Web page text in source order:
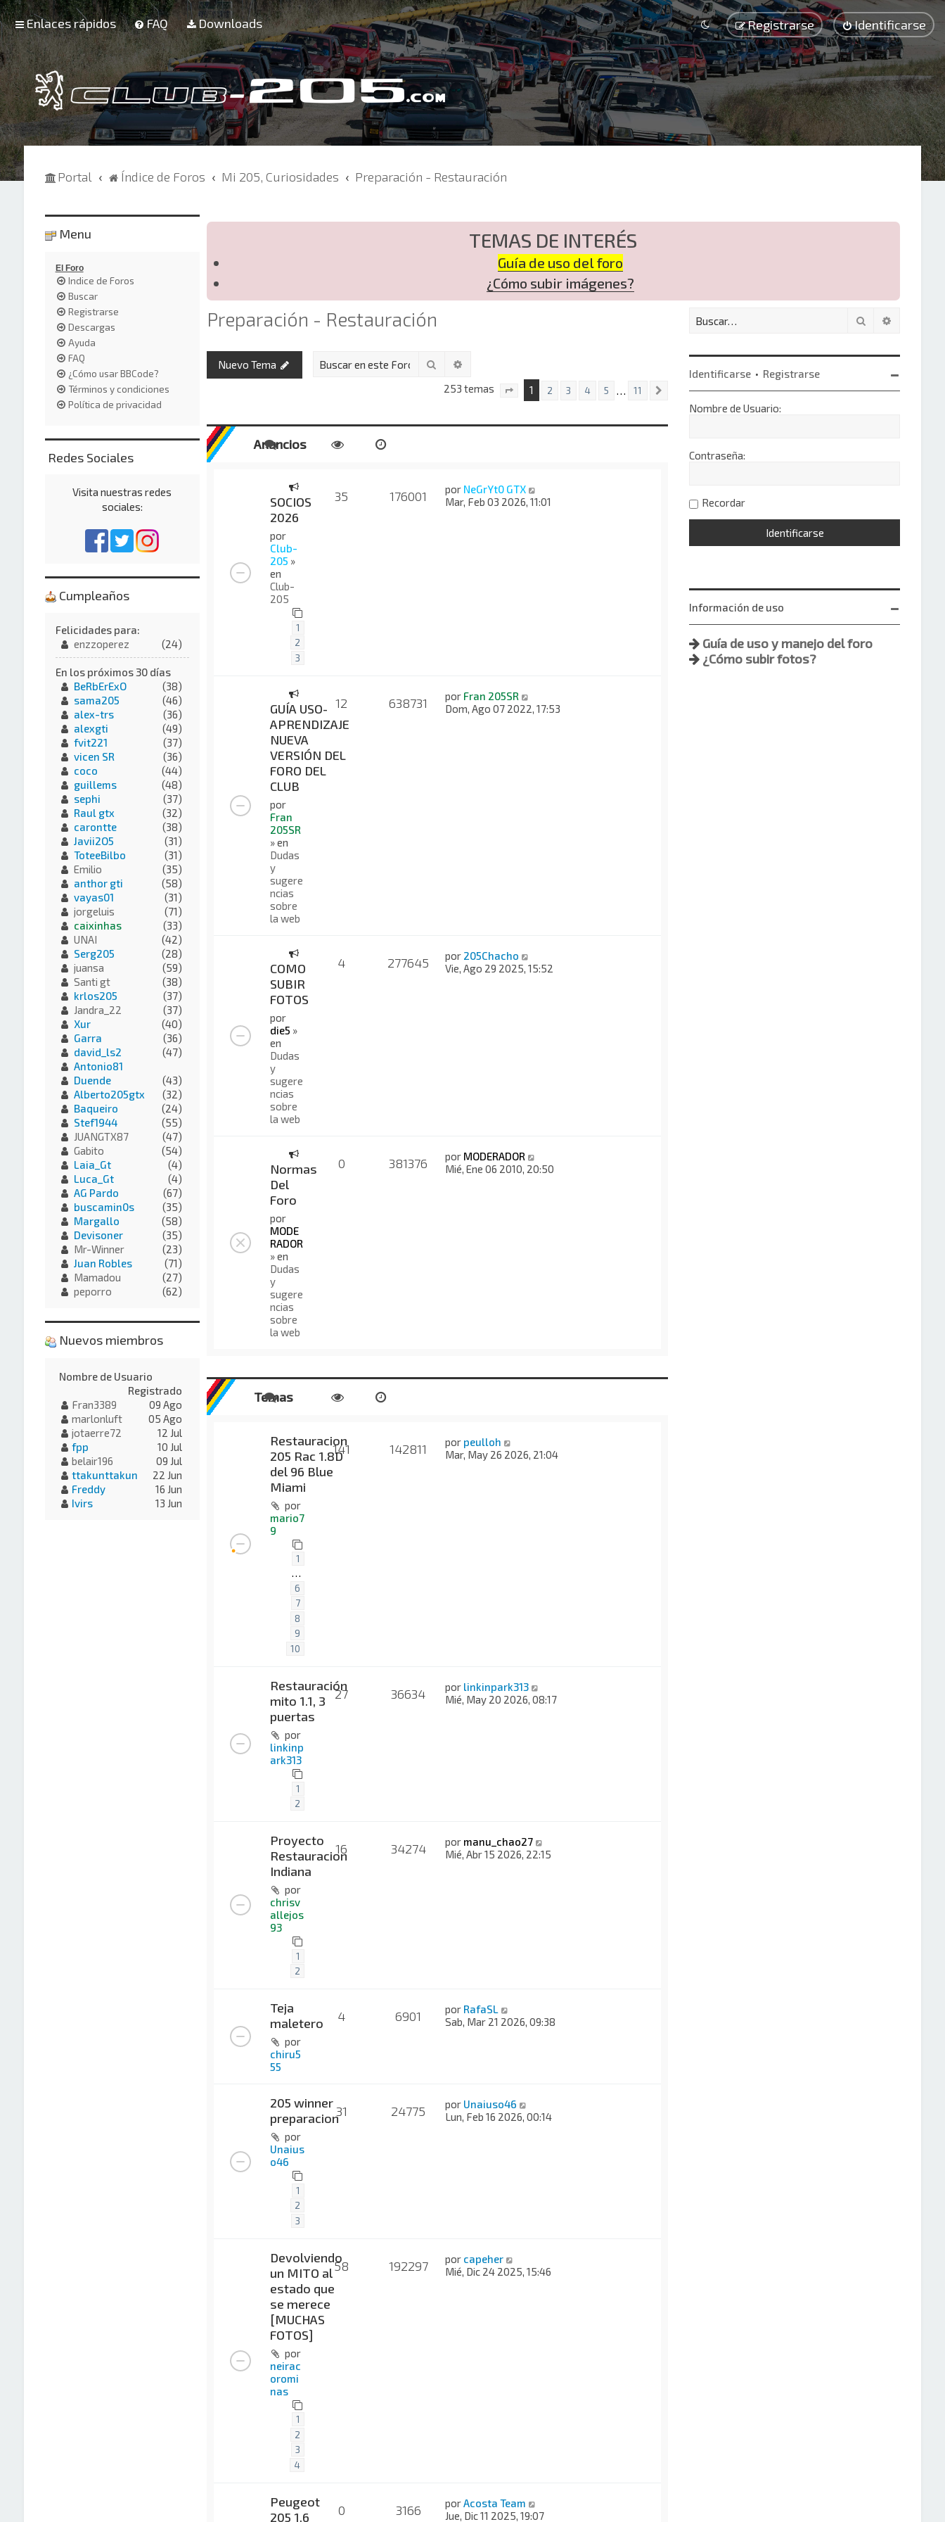
Enlaces rápidos FAQ Downloads Identificarse
Registrarse
Portal Índice de Foros Mi 205, Curiosidades Preparación - Restauración
TEMAS DE INTERÉS
Guía de uso del foro
¿Cómo subir imágenes?
Preparación - Restauración
Nuevo Tema Buscar
253 temas Página1 de11
1 2 3 4 5 11 Siguiente
Anuncios
SOCIOS
2026
por
Club-
205 »
en
Club-
205
1
2
3
35 176001 por NeGrYt0 GTX
Mar, Feb 03 2026, 11:01
GUÍA USO-
APRENDIZAJE
NUEVA
VERSIÓN DEL
FORO DEL
CLUB
por
Fran
205SR
» en
Dudas
y
sugere
ncias
sobre
la web
12 638731 por Fran 205SR
Dom, Ago 07 2022, 17:53
COMO
SUBIR
FOTOS
por
die5 »
en
Dudas
y
sugere
ncias
sobre
la web
4 277645 por 205Chacho
Vie, Ago 29 2025, 15:52
Normas
Del
Foro
por
MODE
RADOR
» en
Dudas
y
sugere
ncias
sobre
la web
0 381376 por MODERADOR
Mié, Ene 06 2010, 20:50
Temas
Restauracion
205 Rac 1.8D
del 96 Blue
Miami
por
mario7
9
1
…
6
7
8
9
10
141 142811 por peulloh
Mar, May 26 2026, 21:04
Restauración
mito 1.1, 3
puertas
por
linkinp
ark313
1
2
27 36634 por linkinpark313
Mié, May 20 2026, 08:17
Proyecto
Restauracion
Indiana
por
chrisv
allejos
93
1
2
16 34274 por manu_chao27
Mié, Abr 15 2026, 22:15
Teja
maletero
por
chiru5
55
4 6901 por RafaSL
Sab, Mar 21 2026, 09:38
205 winner
preparacion
por
Unaius
o46
1
2
3
31 24775 por Unaiuso46
Lun, Feb 16 2026, 00:14
Devolviendo
un MITO al
estado que
se merece
[MUCHAS
FOTOS]
por
neirac
oromi
nas
1
2
3
4
58 192297 por capeher
Mié, Dic 24 2025, 15:46
Peugeot
205 1.6
0 3166 porAcosta Team
Jue, Dic 11 2025, 19:07
Buscar
Identificarse • Registrarse
Nombre de Usuario:
Contraseña:
Recordar
Información de uso
Guía de uso y manejo del foro
¿Cómo subir fotos?
Menu
El Foro
Indice de Foros
Buscar
Registrarse
Descargas
Ayuda
FAQ
¿Cómo usar BBCode?
Términos y condiciones
Política de privacidad
Redes Sociales
Visita nuestras redes
sociales:
Cumpleaños
Felicidades para:
enzzoperez
(24)
En los próximos 30 días
BeRbErExO
(38)
sama205
(46)
alex-trs
(36)
alexgti
(49)
fvit221
(37)
vicen SR
(36)
coco
(44)
guillems
(48)
sephi
(37)
Raul gtx
(32)
carontte
(38)
Javii2O5
(31)
ToteeBilbo
(31)
Emilio
(35)
anthor gti
(58)
vayas01
(31)
jorgeluis
(71)
caixinhas
(33)
UNAI
(42)
Serg205
(28)
juansa
(59)
Santi gt
(38)
krlos205
(37)
Jandra_22
(37)
Xur
(40)
Garra
(36)
david_ls2
(47)
Antonio81
Duende
(43)
Alberto205gtx
(32)
Baqueiro
(24)
Stef1944
(55)
JUANGTX87
(47)
Gabito
(54)
Laia_Gt
(4)
Luca_Gt
(4)
AG Pardo
(67)
buscamin0s
(35)
Margallo
(58)
Devisoner
(35)
Mr-Winner
(23)
Juan Robles
(71)
Mamadou
(27)
peporro
(62)
Nuevos miembros
Nombre de Usuario
Registrado
Fran3389
09 Ago
marlonluft
05 Ago
jotaerre72
12 Jul
fpp
10 Jul
belair196
09 Jul
ttakunttakun
22 Jun
Freddy
16 Jun
Ivirs
13 Jun